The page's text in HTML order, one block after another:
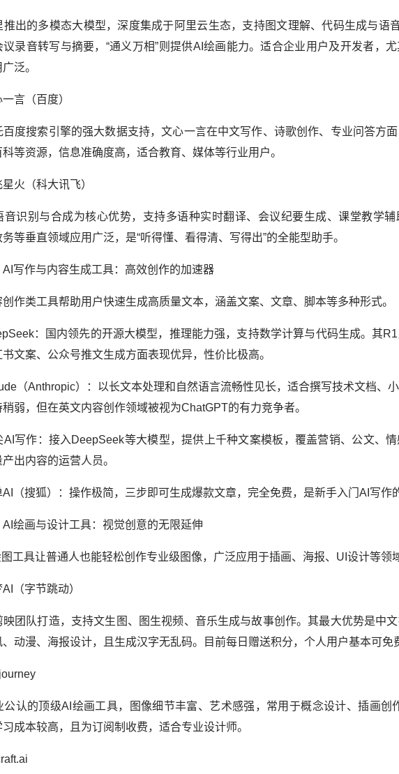
出的多模态大模型，深度集成于阿里云生态，支持图文理解、代码生成与语
议录音转写与摘要，“通义万相”则提供AI绘画能力。适合企业用户及开发者，
泛。
言（百度）
度搜索引擎的强大数据支持，文心一言在中文写作、诗歌创作、专业问答方
科等资源，信息准确度高，适合教育、媒体等行业用户。
火（科大讯飞）
识别与合成为核心优势，支持多语种实时翻译、会议纪要生成、课堂教学辅
等垂直领域应用广泛，是“听得懂、看得清、写得出”的全能型助手。
写作与内容生成工具：高效创作的加速器
作类工具帮助用户快速生成高质量文本，涵盖文案、文章、脚本等多种形式。
：国内领先的开源大模型，推理能力强，支持数学计算与代码生成。其R1
文案、公众号推文生成方面表现优异，性价比极高。
（Anthropic）：以长文本处理和自然语言流畅性见长，适合撰写技术文档、
弱，但在英文内容创作领域被视为ChatGPT的有力竞争者。
写作：接入DeepSeek等大模型，提供上千种文案模板，覆盖营销、公文、
出内容的运营人员。
（搜狐）：操作极简，三步即可生成爆款文章，完全免费，是新手入门AI写作
绘画与设计工具：视觉创意的无限延伸
工具让普通人也能轻松创作专业级图像，广泛应用于插画、海报、UI设计等领
（字节跳动）
团队打造，支持文生图、图生视频、音乐生成与故事创作。其最大优势是中
、动漫、海报设计，且生成汉字无乱码。目前每日赠送积分，个人用户基本可免
认的顶级AI绘画工具，图像细节丰富、艺术感强，常用于概念设计、插画创
成本较高，且为订阅制收费，适合专业设计师。